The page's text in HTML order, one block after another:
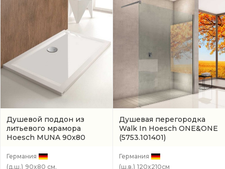
Душевой поддон из
литьевого мрамора
Hoesch MUNA 90x80
Германия
(д.ш.) 90x80 см.
Душевая перегородка
Walk In Hoesch ONE&ONE
(5753.101401)
Германия
(ш.в.) 120x210см